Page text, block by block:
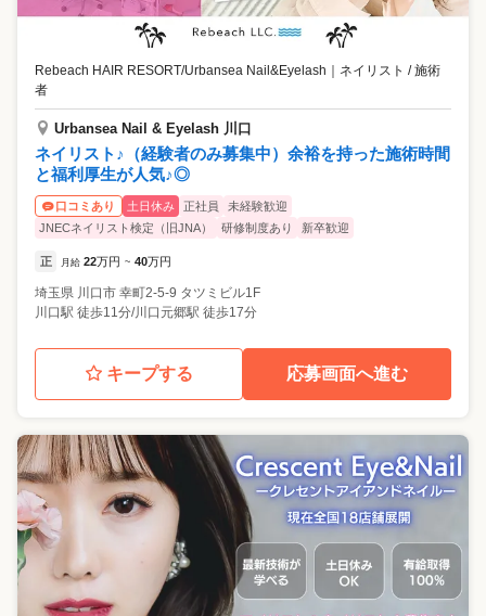
Rebeach HAIR RESORT/Urbansea Nail&Eyelash
ネイリスト / 施術
者
Urbansea Nail & Eyelash 川口
ネイリスト♪（経験者のみ募集中）余裕を持った施術時間
と福利厚生が人気♪◎
口コミあり 土日休み 正社員
未経験歓迎
JNECネイリスト検定（旧JNA）
研修制度あり 新卒歓迎
正 月給 22万円 ~ 40万円
埼玉県 川口市 幸町2-5-9 タツミビル1F
川口駅 徒歩11分/川口元郷駅 徒歩17分
キープする 応募画面へ進む